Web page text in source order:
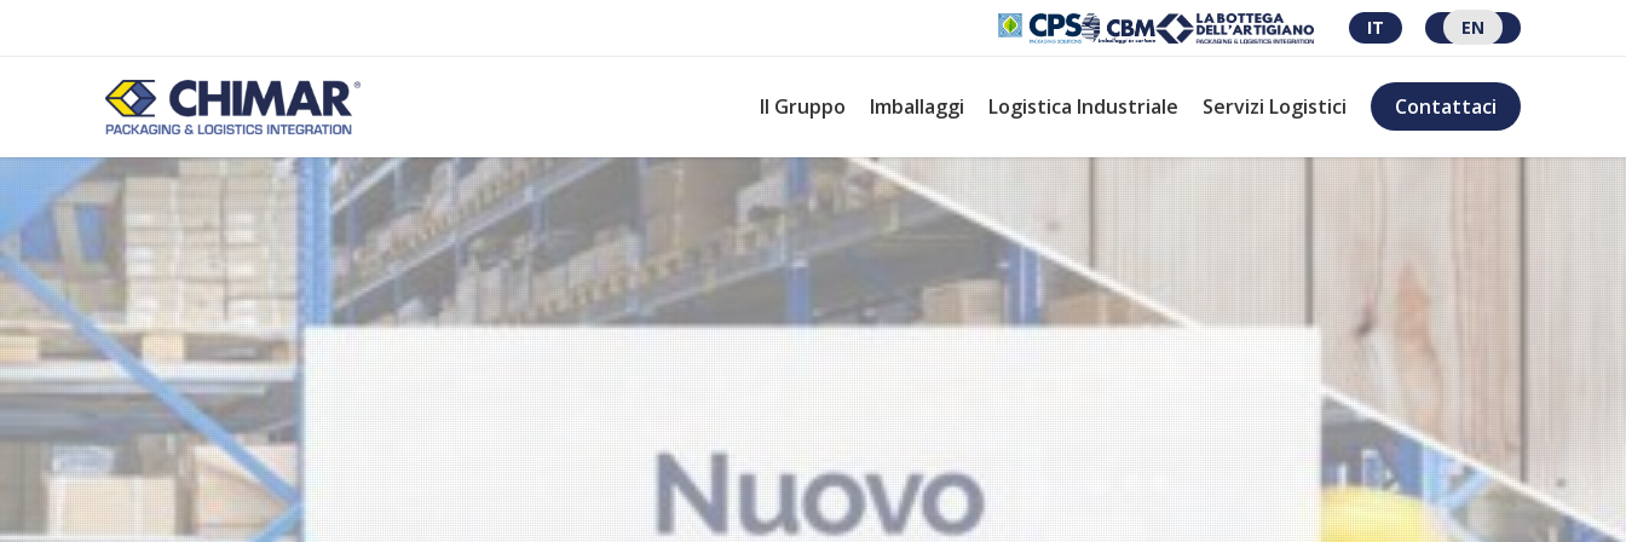
IT EN
Il Gruppo Imballaggi Logistica Industriale Servizi Logistici Contattaci